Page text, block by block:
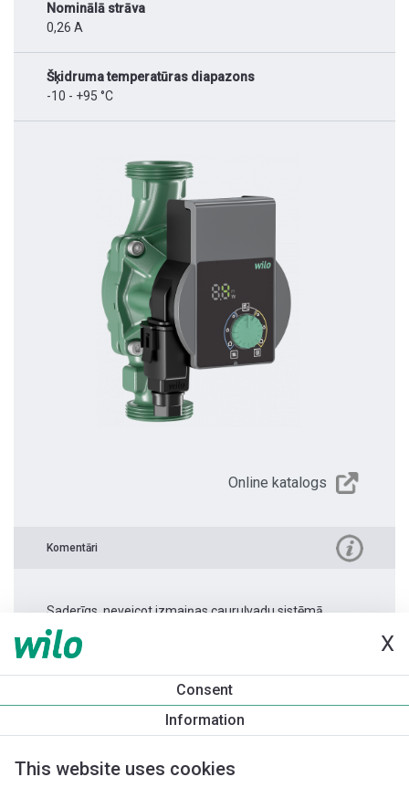
X
Consent
Information
This website uses cookies
Nominālā strāva
0,26 A
Šķidruma temperatūras diapazons
-10 - +95 °C
Online katalogs
Komentāri
Saderīgs, neveicot izmaiņas cauruļvadu sistēmā.
Produkta informācija
Yonos PICO 15/1-4 -130 1.0